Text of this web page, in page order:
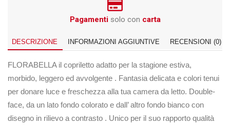
Pagamentisolo con carta
DESCRIZIONE INFORMAZIONI AGGIUNTIVE RECENSIONI (0)
FLORABELLA il copriletto adatto per la stagione estiva,
morbido, leggero ed avvolgente . Fantasia delicata e colori tenui
per donare luce e freschezza alla tua camera da letto. Double-
face, da un lato fondo colorato e dall’ altro fondo bianco con
disegno in rilievo a contrasto . Unico per il suo rapporto qualità